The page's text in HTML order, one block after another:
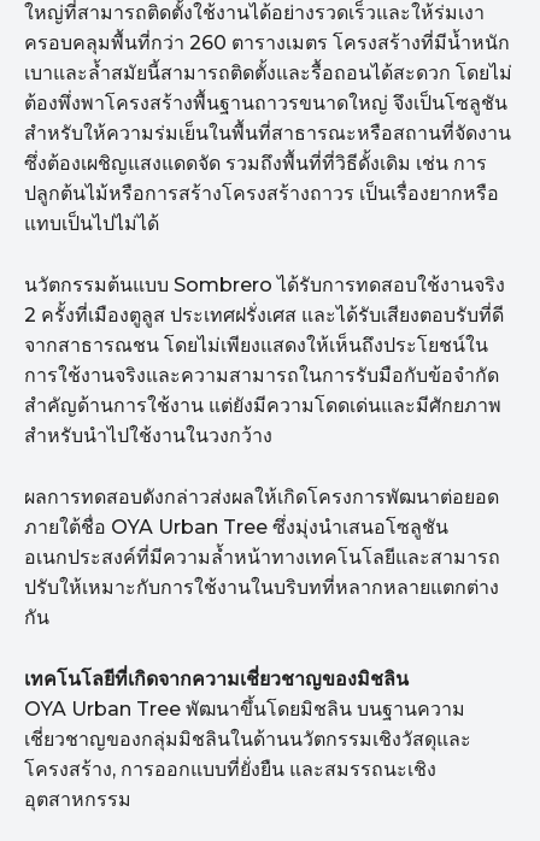
ใหญ่ที่สามารถติดตั้งใช้งานได้อย่างรวดเร็วและให้ร่มเงา
ครอบคลุมพื้นที่กว่า 260 ตารางเมตร โครงสร้างที่มีน้ำหนัก
เบาและล้ำสมัยนี้สามารถติดตั้งและรื้อถอนได้สะดวก โดยไม่
ต้องพึ่งพาโครงสร้างพื้นฐานถาวรขนาดใหญ่ จึงเป็นโซลูชัน
สำหรับให้ความร่มเย็นในพื้นที่สาธารณะหรือสถานที่จัดงาน
ซึ่งต้องเผชิญแสงแดดจัด รวมถึงพื้นที่ที่วิธีดั้งเดิม เช่น การ
ปลูกต้นไม้หรือการสร้างโครงสร้างถาวร เป็นเรื่องยากหรือ
แทบเป็นไปไม่ได้
นวัตกรรมต้นแบบ Sombrero ได้รับการทดสอบใช้งานจริง
2 ครั้งที่เมืองตูลูส ประเทศฝรั่งเศส และได้รับเสียงตอบรับที่ดี
จากสาธารณชน โดยไม่เพียงแสดงให้เห็นถึงประโยชน์ใน
การใช้งานจริงและความสามารถในการรับมือกับข้อจำกัด
สำคัญด้านการใช้งาน แต่ยังมีความโดดเด่นและมีศักยภาพ
สำหรับนำไปใช้งานในวงกว้าง
ผลการทดสอบดังกล่าวส่งผลให้เกิดโครงการพัฒนาต่อยอด
ภายใต้ชื่อ OYA Urban Tree ซึ่งมุ่งนำเสนอโซลูชัน
อเนกประสงค์ที่มีความล้ำหน้าทางเทคโนโลยีและสามารถ
ปรับให้เหมาะกับการใช้งานในบริบทที่หลากหลายแตกต่าง
กัน
เทคโนโลยีที่เกิดจากความเชี่ยวชาญของมิชลิน
OYA Urban Tree พัฒนาขึ้นโดยมิชลิน บนฐานความ
เชี่ยวชาญของกลุ่มมิชลินในด้านนวัตกรรมเชิงวัสดุและ
โครงสร้าง, การออกแบบที่ยั่งยืน และสมรรถนะเชิง
อุตสาหกรรม